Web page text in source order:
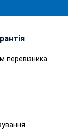
перевізника